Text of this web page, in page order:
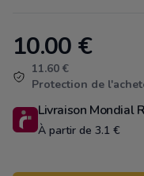
Product information
10.00 €
11.60 €
Protection de
Livraison Mondial
À partir de 3.1 €